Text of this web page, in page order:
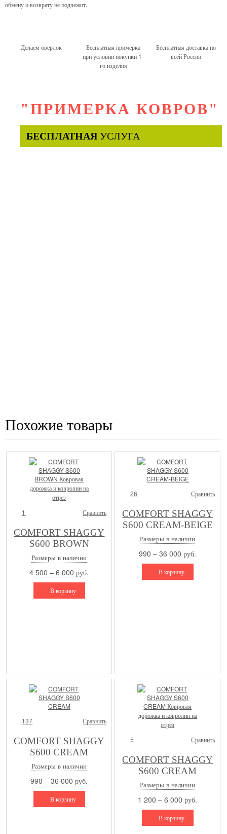
обмену и возврату не подлежит.
Делаем оверлок
Бесплатная примерка
при условии покупки 1-
го изделия
Бесплатная доставка по
всей России
"ПРИМЕРКА КОВРОВ"
БЕСПЛАТНАЯ УСЛУГА
Похожие товары
1 Сравнить
COMFORT SHAGGY
S600 BROWN
Ковровая дорожка и
ковролин на отрез
Размеры в наличии
4 500 – 6 000 руб.
В корзину
26 Сравнить
COMFORT SHAGGY
S600 CREAM-BEIGE
Размеры в наличии
990 – 36 000 руб.
В корзину
137 Сравнить
COMFORT SHAGGY
S600 CREAM
Размеры в наличии
990 – 36 000 руб.
В корзину
5 Сравнить
COMFORT SHAGGY
S600 CREAM
Ковровая дорожка и
ковролин на отрез
Размеры в наличии
1 200 – 6 000 руб.
В корзину